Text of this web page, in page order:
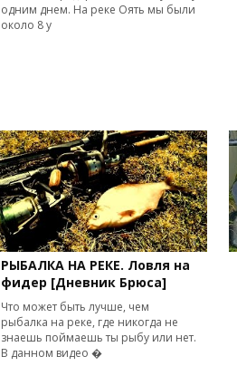
одним днем. На реке Оять мы были
около 8 у
РЫБАЛКА НА РЕКЕ. Ловля на
фидер [Дневник Брюса]
Что может быть лучше, чем
рыбалка на реке, где никогда не
знаешь поймаешь ты рыбу или нет.
В данном видео �